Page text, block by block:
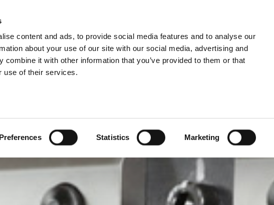
content and ads, to provide social media features and to analyse our
about your use of our site with our social media, advertising and
combine it with other information that you’ve provided to them or that
use of their services.
Statistics Marketing
DEL GRUPPO
SERVIZI AZIENDA CASI DI SUCCESSO